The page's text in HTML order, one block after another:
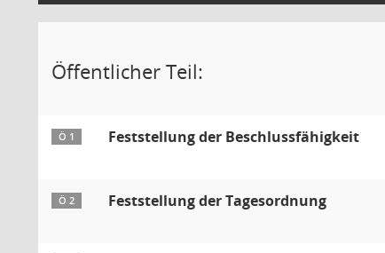
Öffentlicher Teil:
Ö 1 Feststellung der Beschlussfähigkeit
Ö 2 Feststellung der Tagesordnung